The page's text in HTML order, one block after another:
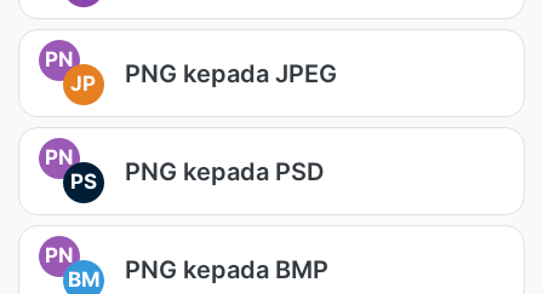
PN
JP
PNG kepada JPEG
PN
PS
PNG kepada PSD
PN
BM
PNG kepada BMP